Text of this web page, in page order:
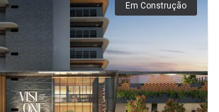
Em Construção